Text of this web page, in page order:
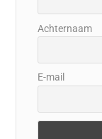
Achternaam
E-mail